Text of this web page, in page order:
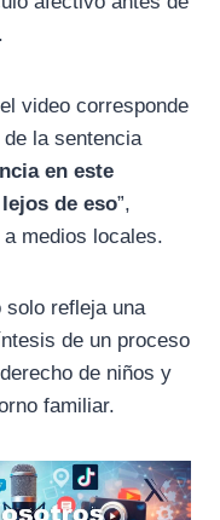
video corresponde
la sentencia
en este
de eso”,
medios locales.
solo refleja una
de un proceso
de niños y
familiar.